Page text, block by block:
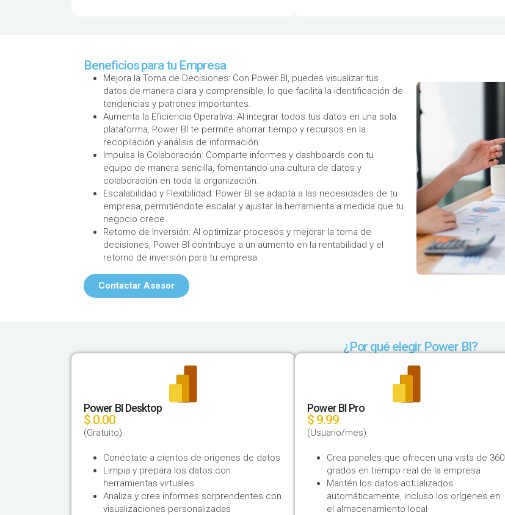
Beneficios para tu Empresa
Mejora la Toma de Decisiones: Con Power BI, puedes visualizar tus
datos de manera clara y comprensible, lo que facilita la identificación de
tendencias y patrones importantes.
Aumenta la Eficiencia Operativa: Al integrar todos tus datos en una sola
plataforma, Power BI te permite ahorrar tiempo y recursos en la
recopilación y análisis de información.
Impulsa la Colaboración: Comparte informes y dashboards con tu
equipo de manera sencilla, fomentando una cultura de datos y
colaboración en toda la organización.
Escalabilidad y Flexibilidad: Power BI se adapta a las necesidades de tu
empresa, permitiéndote escalar y ajustar la herramienta a medida que tu
negocio crece.
Retorno de Inversión: Al optimizar procesos y mejorar la toma de
decisiones, Power BI contribuye a un aumento en la rentabilidad y el
retorno de inversión para tu empresa.
Contactar Asesor
¿Por qué elegir Power BI?
Power BI Desktop
$ 0.00
(Gratuito)
Conéctate a cientos de orígenes de datos​
Limpia y prepara los datos con
herramientas virtuales​
Analiza y crea informes sorprendentes con
visualizaciones personalizadas​
Power BI Pro
$ 9.99
(Usuario/mes)
Crea paneles que ofrecen una vista de 360
grados en tiempo real de la empresa
​Mantén los datos actualizados
automáticamente, incluso los orígenes en
el almacenamiento local​